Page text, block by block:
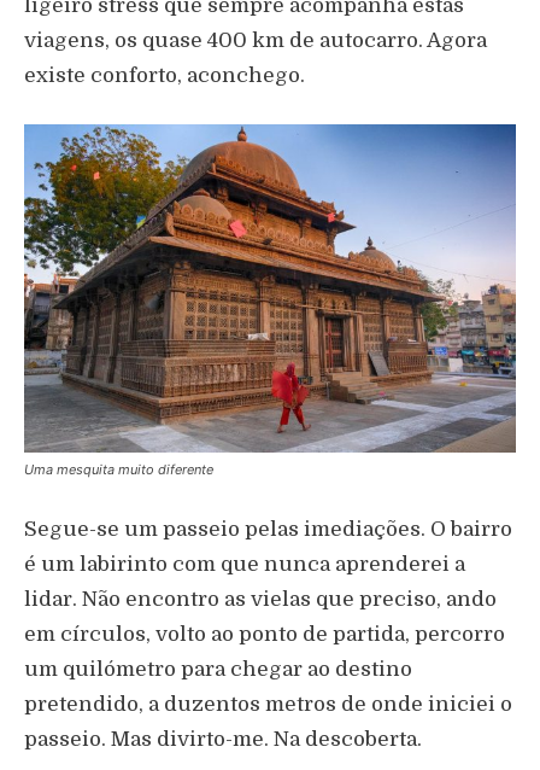
ligeiro stress que sempre acompanha estas
viagens, os quase 400 km de autocarro. Agora
existe conforto, aconchego.
Uma mesquita muito diferente
Segue-se um passeio pelas imediações. O bairro
é um labirinto com que nunca aprenderei a
lidar. Não encontro as vielas que preciso, ando
em círculos, volto ao ponto de partida, percorro
um quilómetro para chegar ao destino
pretendido, a duzentos metros de onde iniciei o
passeio. Mas divirto-me. Na descoberta.